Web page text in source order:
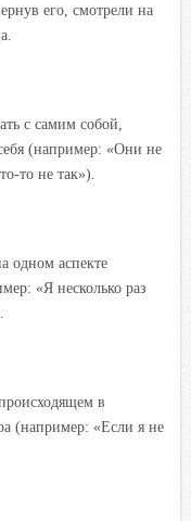
его, смотрели на
с самим собой,
(например: «Они не
то не так»).
одном аспекте
«Я несколько раз
в
(например: «Если я не